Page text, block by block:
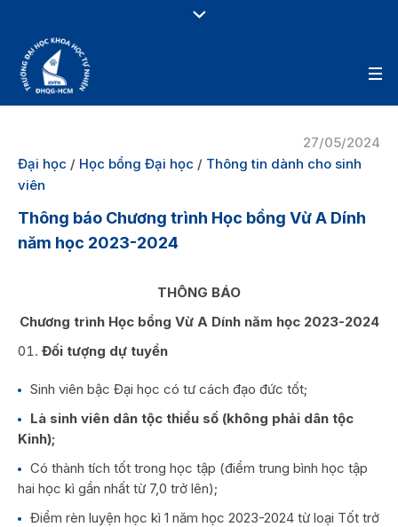
27/05/2024
Đại học / Học bổng Đại học / Thông tin dành cho sinh
viên
Thông báo Chương trình Học bổng Vừ A Dính
năm học 2023-2024
THÔNG BÁO
Chương trình Học bổng Vừ A Dính năm học 2023-2024
Đối tượng dự tuyển
Sinh viên bậc Đại học có tư cách đạo đức tốt;
Là sinh viên dân tộc thiểu số (không phải dân tộc
Kinh);
Có thành tích tốt trong học tập (điểm trung bình học tập
hai học kì gần nhất từ 7,0 trở lên);
Điểm rèn luyện học kì 1 năm học 2023-2024 từ loại Tốt trở